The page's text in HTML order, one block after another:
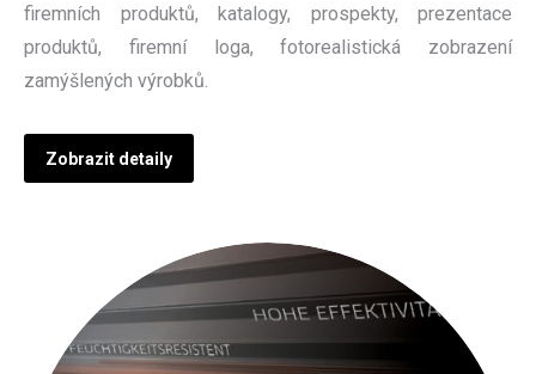
firemních produktů, katalogy, prospekty, prezentace
produktů, firemní loga, fotorealistická zobrazení
zamýšlených výrobků.
Zobrazit detaily